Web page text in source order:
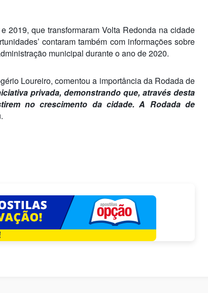
2019, que transformaram Volta Redonda na cidade
contaram também com informações sobre
municipal durante o ano de 2020.
Loureiro, comentou a importância da Rodada de
privada, demonstrando que, através desta
no crescimento da cidade. A Rodada de